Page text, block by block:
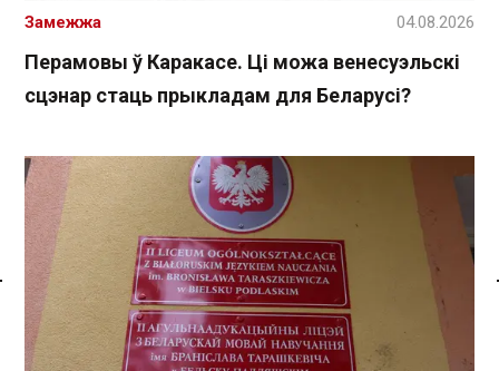
Спасылка без VPN
Перамовы ў Каракасе. Ці можа венесуэльскі
сцэнар стаць прыкладам для Беларусі?
Замежжа 04.08.2026